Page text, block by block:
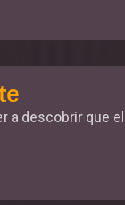
a descobrir que